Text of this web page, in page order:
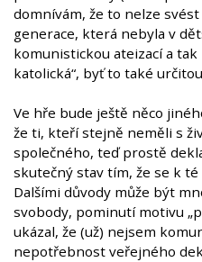
domnívám, že to nelze
generace, která nebyla v
komunistickou ateizací a tak
katolická“, byť to také
Ve hře bude ještě něco
že ti, kteří stejně neměli s
společného, teď prostě
skutečný stav tím, že se k
Dalšími důvody může být
svobody, pominutí motivu
ukázal, že (už) nejsem
nepotřebnost veřejného